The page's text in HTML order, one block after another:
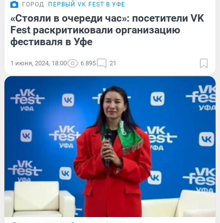
ГОРОД ПЕРВЫЙ VK FEST В УФЕ
«Стояли в очереди час»: посетители VK
Fest раскритиковали организацию
фестиваля в Уфе
1 июня, 2024, 18:00 6 895 21